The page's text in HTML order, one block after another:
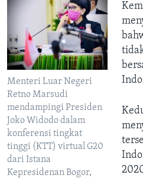
Menteri Luar Negeri
Retno Marsudi
mendampingi Presiden
Joko Widodo dalam
konferensi tingkat
tinggi (KTT) virtual G20
dari Istana
Kepresidenan Bogor,